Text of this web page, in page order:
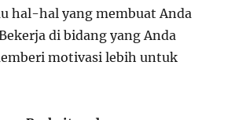
hal-hal yang membuat Anda
di bidang yang Anda
motivasi lebih untuk